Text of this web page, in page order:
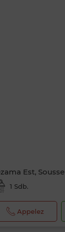
Est, Sousse
1 Sdb.
Appelez